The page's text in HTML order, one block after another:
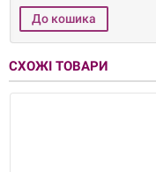
СХОЖІ ТОВАРИ